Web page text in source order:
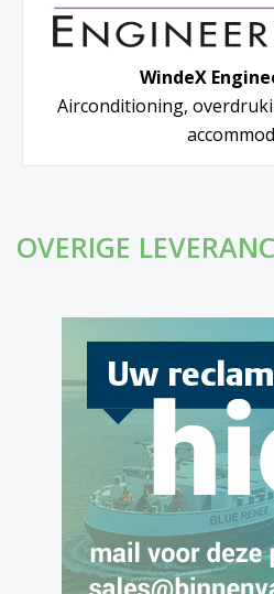
WindeX
Airconditioning,
OVERIGE